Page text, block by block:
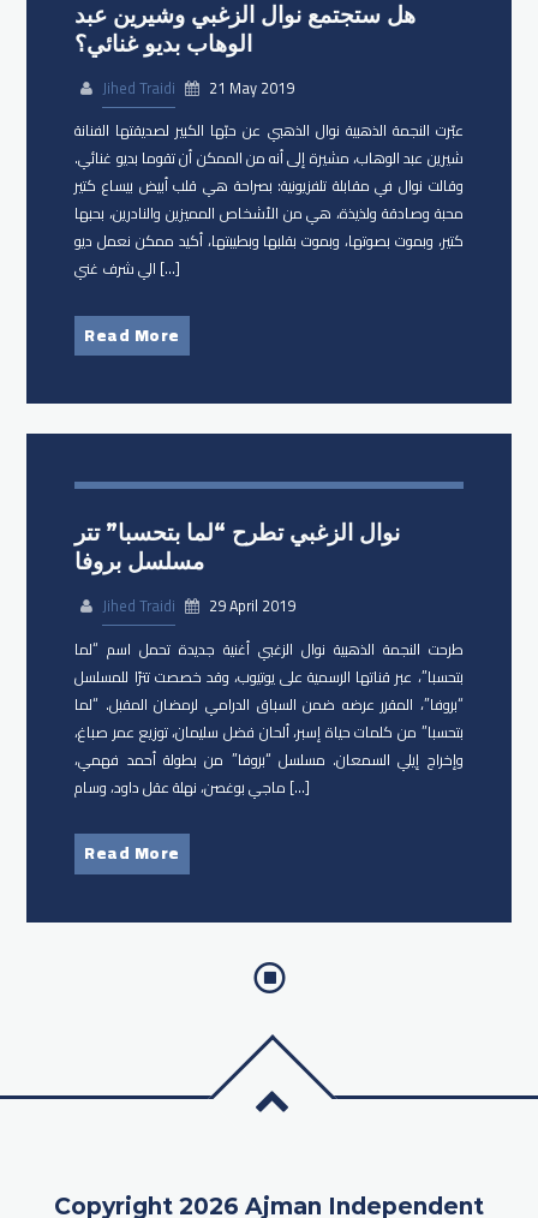
هل ستجتمع نوال الزغبي وشيرين عبد
الوهاب بديو غنائي؟
Jihed Traidi
21 May 2019
عبّرت النجمة الذهبية نوال الذهبي​ عن حبّها الكبير لصديقتها الفنانة
شيرين عبد الوهاب​، مشيرة إلى أنه من الممكن أن تقوما بديو غنائي.
وقالت نوال في مقابلة تلفزيونية: بصراحة هي قلب أبيض بيساع كتير
محبة وصادقة ولذيذة، هي من الأشخاص المميزين والنادرين، بحبها
كتير، وبموت بصوتها، وبموت بقلبها وبطيبتها، أكيد ممكن نعمل ديو
الي شرف غني […]
Read More
نوال الزغبي تطرح “لما بتحسبا” تتر
مسلسل بروفا
Jihed Traidi
29 April 2019
طرحت النجمة الذهبية نوال الزغبي أغنية جديدة تحمل اسم “لما
بتحسبا”، عبر قناتها الرسمية على يوتيوب، وقد خصصت تترًا للمسلسل
“بروفا”، المقرر عرضه ضمن السباق الدرامي لرمضان المقبل. “لما
بتحسبا” من كلمات حياة إسبر، ألحان فضل سليمان، توزيع عمر صباغ،
وإخراج إيلي السمعان. مسلسل “بروفا” من بطولة أحمد فهمي،
ماجي بوغصن، نهلة عقل داود، وسام […]
Read More
Copyright 2026 Ajman Independent